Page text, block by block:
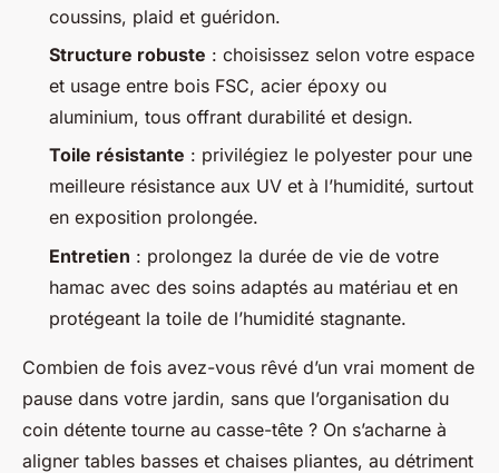
coussins, plaid et guéridon.
Structure robuste : choisissez selon votre espace
et usage entre bois FSC, acier époxy ou
aluminium, tous offrant durabilité et design.
Toile résistante : privilégiez le polyester pour une
meilleure résistance aux UV et à l’humidité, surtout
en exposition prolongée.
Entretien : prolongez la durée de vie de votre
hamac avec des soins adaptés au matériau et en
protégeant la toile de l’humidité stagnante.
Combien de fois avez-vous rêvé d’un vrai moment de
pause dans votre jardin, sans que l’organisation du
coin détente tourne au casse-tête ? On s’acharne à
aligner tables basses et chaises pliantes, au détriment